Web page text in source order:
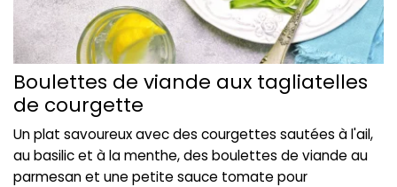
Boulettes de viande aux tagliatelles
de courgette
Un plat savoureux avec des courgettes sautées à l'ail,
au basilic et à la menthe, des boulettes de viande au
parmesan et une petite sauce tomate pour